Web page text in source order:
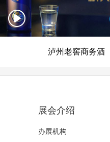
泸州老窖商务酒
展会介绍
办展机构